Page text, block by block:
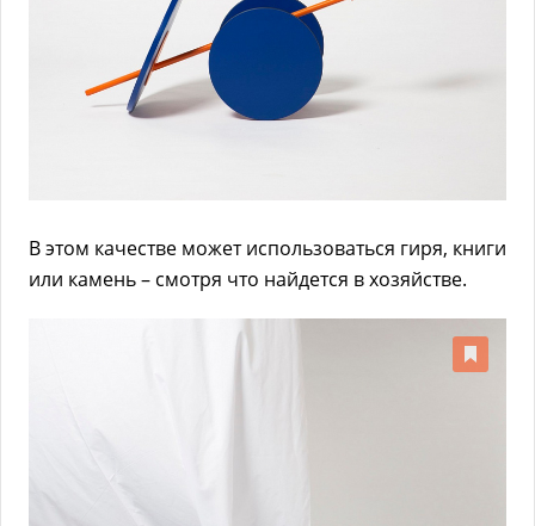
В этом качестве может использоваться гиря, книги
или камень – смотря что найдется в хозяйстве.